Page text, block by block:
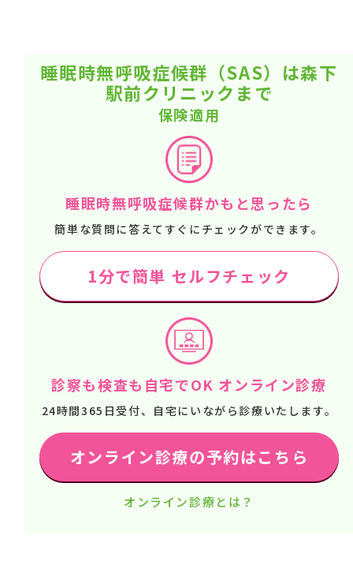
睡眠時無呼吸症候群（SAS）は森下
駅前クリニックまで
保険適用
睡眠時無呼吸症候群かもと思ったら
簡単な質問に答えてすぐにチェックができます。
1分で簡単 セルフチェック
診察も検査も自宅でOK オンライン診療
24時間365日受付、自宅にいながら診療いたします。
オンライン診療の予約はこちら
オンライン診療とは？